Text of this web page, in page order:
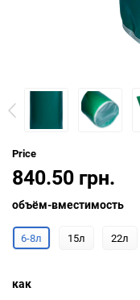
Price
840.50 грн.
объём-вместимость
6-8л 15л 22л
как